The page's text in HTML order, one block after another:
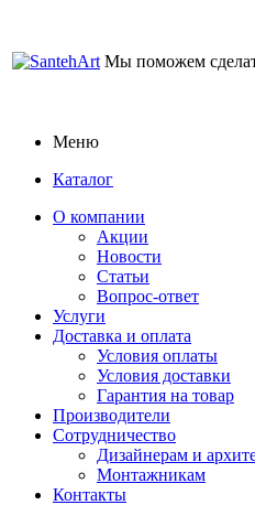
Мы поможем
Меню
Каталог
О компании
Акции
Новости
Статьи
Вопрос-ответ
Услуги
Доставка и оплата
Условия оплаты
Условия доставки
Гарантия на товар
Производители
Сотрудничество
Дизайнерам и
Монтажникам
Контакты